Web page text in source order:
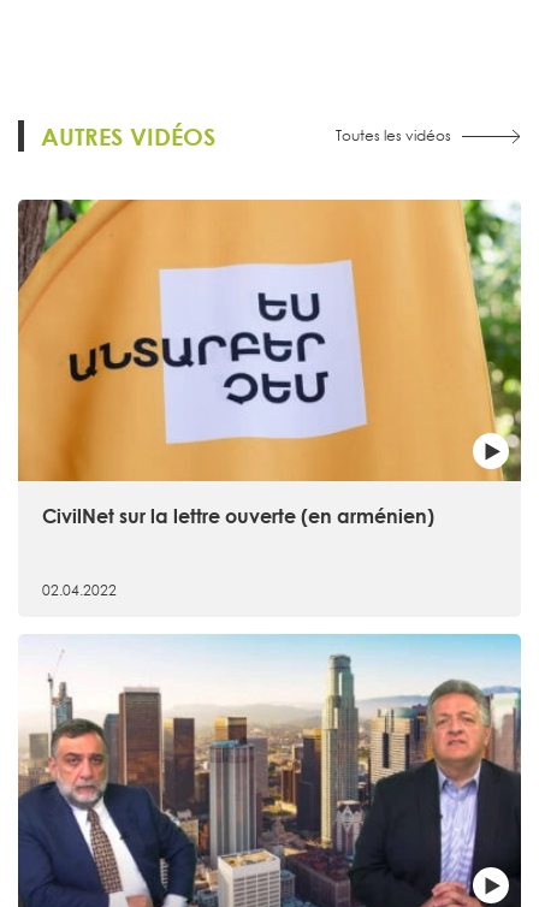
AUTRES VIDÉOS Toutes les vidéos
CivilNet sur la lettre ouverte (en arménien)
02.04.2022